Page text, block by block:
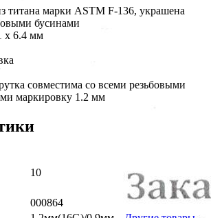
титана марки ASTM F-136, украшена
бусинами
х 6.4 мм
совместима со всеми резьбовыми
маркировку 1.2 мм
10
000864